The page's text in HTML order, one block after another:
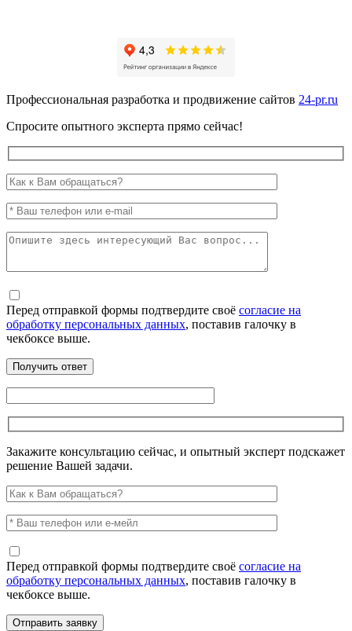
Профессиональная разработка и продвижение сайтов 24-pr.ru
Спросите опытного эксперта прямо сейчас!
Перед отправкой формы подтвердите своё согласие на
обработку персональных данных, поставив галочку в
чекбоксе выше.
Закажите консультацию сейчас, и опытный эксперт подскажет
решение Вашей задачи.
Перед отправкой формы подтвердите своё согласие на
обработку персональных данных, поставив галочку в
чекбоксе выше.